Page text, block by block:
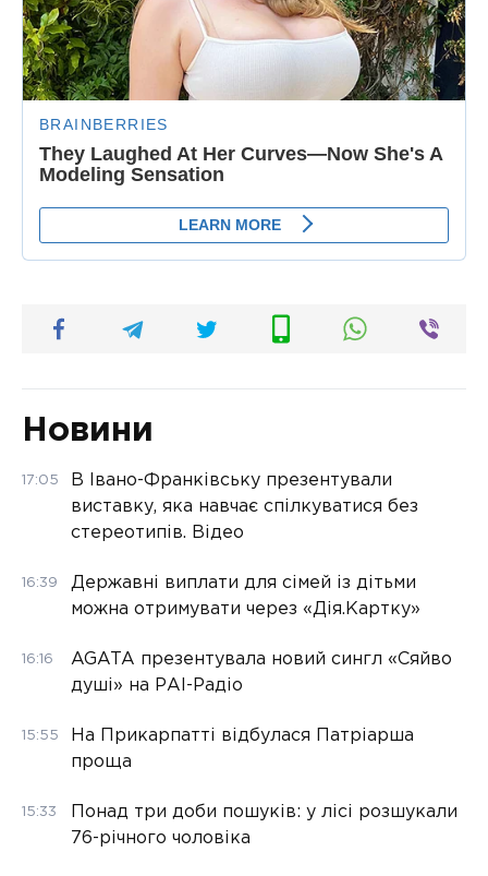
Новини
17:05
В Івано-Франківську презентували
виставку, яка навчає спілкуватися без
стереотипів. Відео
16:39
Державні виплати для сімей із дітьми
можна отримувати через «Дія.Картку»
16:16
AGATA презентувала новий сингл «Сяйво
душі» на РАІ-Радіо
15:55
На Прикарпатті відбулася Патріарша
проща
15:33
Понад три доби пошуків: у лісі розшукали
76-річного чоловіка